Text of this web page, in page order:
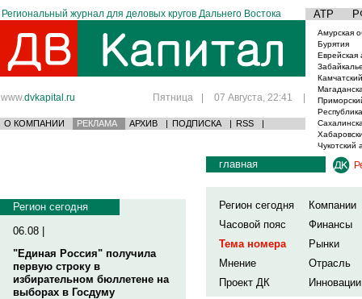
Региональный журнал для деловых кругов Дальнего Востока АТР
www.dvkapital.ru Пятница | 07 Августа, 22:41 |
О КОМПАНИИ РЕКЛАМА АРХИВ | ПОДПИСКА | RSS |
Амурская
Бурятия
Еврейская
Чукотский
Регион сегодня
06.08 |
"Единая Россия" получила
первую строку в
избирательном бюллетене на
выборах в Госдуму
главная
Регион сегодня
Компании
Часовой пояс
Финансы
Тема номера
Рынки
Мнение
Отрасль
Проект ДК
Инновации